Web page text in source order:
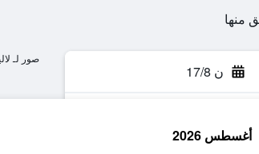
ن 17/8
صور لـ
أغسطس 2026